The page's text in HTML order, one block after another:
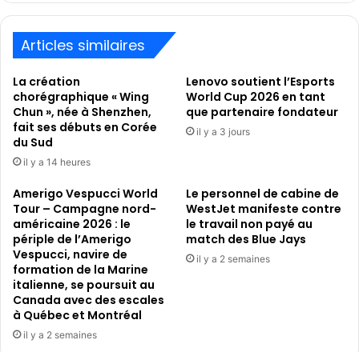
grande
au
monde
Articles similaires
La création
chorégraphique « Wing
Chun », née à Shenzhen,
fait ses débuts en Corée
du Sud
il y a 14 heures
Lenovo soutient l’Esports
World Cup 2026 en tant
que partenaire fondateur
il y a 3 jours
Amerigo Vespucci World
Tour – Campagne nord-
américaine 2026 : le
périple de l’Amerigo
Vespucci, navire de
formation de la Marine
italienne, se poursuit au
Canada avec des escales
à Québec et Montréal
il y a 2 semaines
Le personnel de cabine de
WestJet manifeste contre
le travail non payé au
match des Blue Jays
il y a 2 semaines